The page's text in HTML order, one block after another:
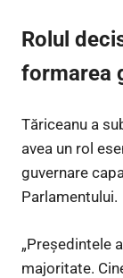
Rolul
formarea
Tăriceanu a
avea un rol
guvernare
Parlamentului.
„Președintele
majoritate.